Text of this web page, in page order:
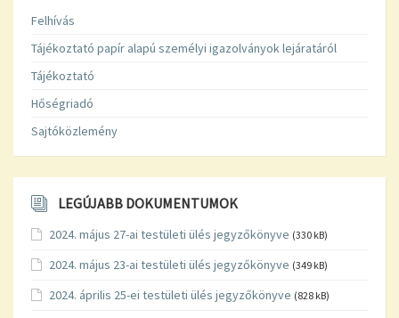
Felhívás
Tájékoztató papír alapú személyi igazolványok lejáratáról
Tájékoztató
Hőségriadó
Sajtóközlemény
LEGÚJABB DOKUMENTUMOK
2024. május 27-ai testületi ülés jegyzőkönyve (330 kB)
2024. május 23-ai testületi ülés jegyzőkönyve (349 kB)
2024. április 25-ei testületi ülés jegyzőkönyve (828 kB)